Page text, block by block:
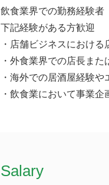
飲食業界での勤務経験者
下記経験がある方歓迎
・店舗ビジネスにおける
・外食業界での店長ま
・海外での居酒屋経験
・飲食業において事業
​Salary